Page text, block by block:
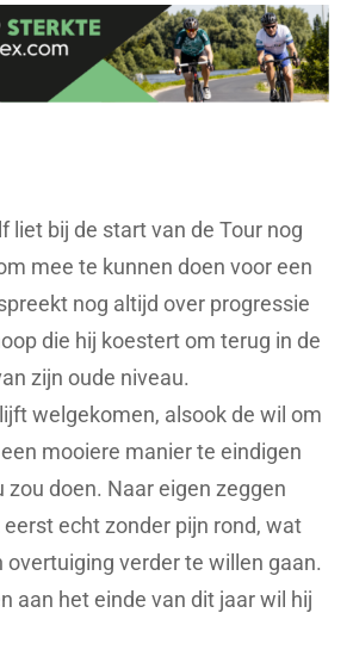
liet bij de start van de Tour nog
mee te kunnen doen voor een
nog altijd over progressie
die hij koestert om terug in de
zijn oude niveau.
welgekomen, alsook de wil om
mooiere manier te eindigen
zou doen. Naar eigen zeggen
echt zonder pijn rond, wat
overtuiging verder te willen gaan.
aan het einde van dit jaar wil hij